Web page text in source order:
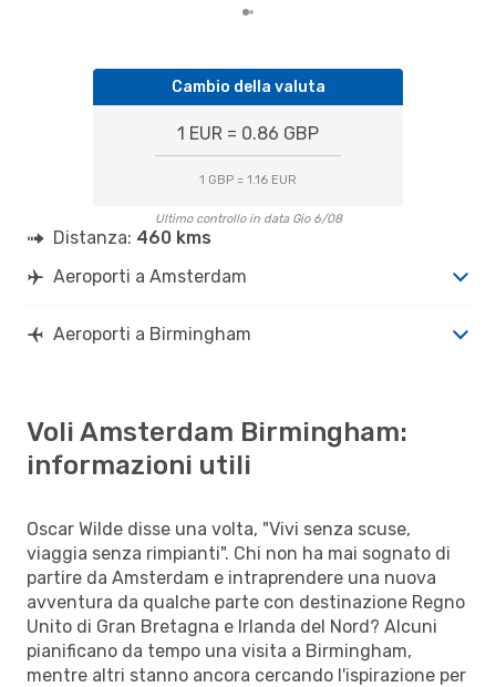
Cambio della valuta
1 EUR = 0.86 GBP
1 GBP = 1.16 EUR
Ultimo controllo in data Gio 6/08
Distanza: 460 kms
Aeroporti a Amsterdam
Aeroporti a Birmingham
Voli Amsterdam Birmingham:
informazioni utili
Oscar Wilde disse una volta, "Vivi senza scuse,
viaggia senza rimpianti". Chi non ha mai sognato di
partire da Amsterdam e intraprendere una nuova
avventura da qualche parte con destinazione Regno
Unito di Gran Bretagna e Irlanda del Nord? Alcuni
pianificano da tempo una visita a Birmingham,
mentre altri stanno ancora cercando l'ispirazione per